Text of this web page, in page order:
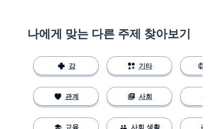
나에게 맞는 다른 주제 찾아보기
강
관계
교육
기타
사회
사회 생활